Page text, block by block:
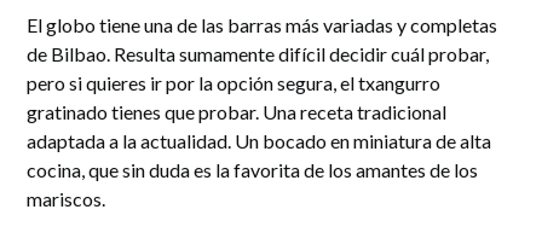
El globo tiene una de las barras más variadas y completas
de Bilbao. Resulta sumamente difícil decidir cuál probar,
pero si quieres ir por la opción segura, el txangurro
gratinado tienes que probar. Una receta tradicional
adaptada a la actualidad. Un bocado en miniatura de alta
cocina, que sin duda es la favorita de los amantes de los
mariscos.